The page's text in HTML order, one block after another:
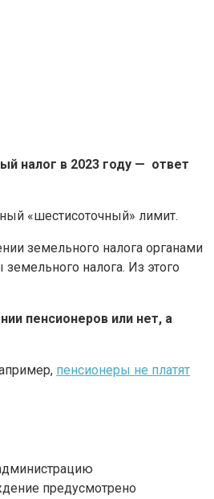
налог в 2023 году — ответ
«шестисоточный» лимит.
земельного налога органами
налога. Из этого
пенсионеров или нет, а
пенсионеры не платят
предусмотрено